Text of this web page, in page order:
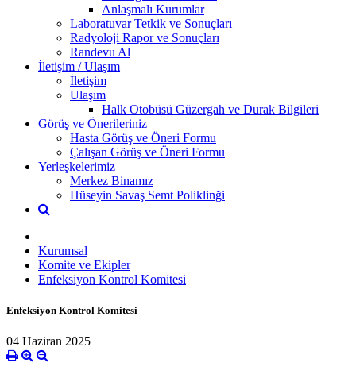
Anlaşmalı Kurumlar
Laboratuvar Tetkik ve Sonuçları
Radyoloji Rapor ve Sonuçları
Randevu Al
İletişim / Ulaşım
İletişim
Ulaşım
Halk Otobüsü Güzergah ve Durak Bilgileri
Görüş ve Önerileriniz
Hasta Görüş ve Öneri Formu
Çalışan Görüş ve Öneri Formu
Yerleşkelerimiz
Merkez Binamız
Hüseyin Savaş Semt Poliklinği
Kurumsal
Komite ve Ekipler
Enfeksiyon Kontrol Komitesi
Enfeksiyon Kontrol Komitesi
04 Haziran 2025